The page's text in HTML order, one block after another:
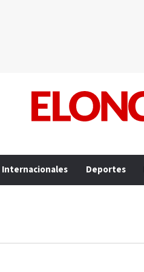
Internacionales Deportes